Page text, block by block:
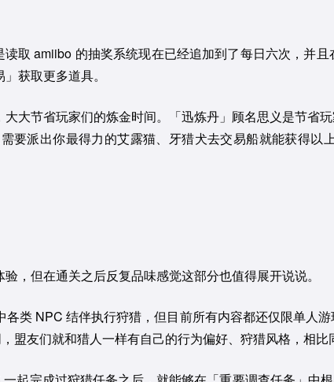
取 amiibo 的抽奖系统现在已经追加到了每日六次，并
获取更多道具。
大节省玩家们的炼金时间。「迅炼丹」顾名思义是节省
要派出你最得力的艾露猫、牙猎犬去交易船就能获得
，但在通关之后反复品味感觉这部分也值得展开说说。
类 NPC 结伴执行狩猎，但目前所有内容都还仅限单人
友们就和猎人一样有自己的行为偏好、狩猎风格，相比